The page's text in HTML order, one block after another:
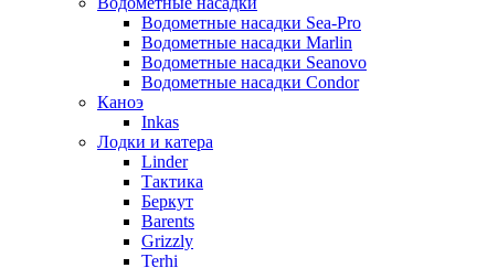
Водометные насадки Sea-Pro
Водометные насадки Marlin
Водометные насадки Seanovo
Водометные насадки Condor
Каноэ
Inkas
Лодки и катера
Linder
Тактика
Беркут
Barents
Grizzly
Terhi